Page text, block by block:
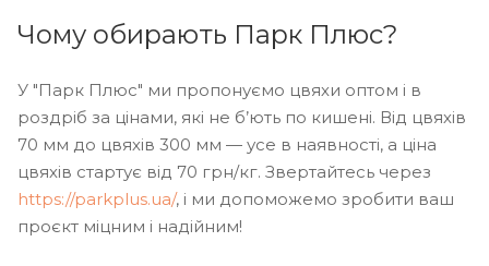
Чому обирають Парк Плюс?
У "Парк Плюс" ми пропонуємо цвяхи оптом і в
роздріб за цінами, які не б’ють по кишені. Від цвяхів
70 мм до цвяхів 300 мм — усе в наявності, а ціна
цвяхів стартує від 70 грн/кг. Звертайтесь через
https://parkplus.ua/, і ми допоможемо зробити ваш
проєкт міцним і надійним!